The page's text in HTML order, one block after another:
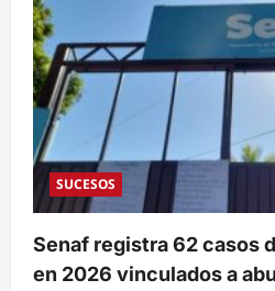
SUCESOS
Senaf registra 62 casos
en 2026 vinculados a